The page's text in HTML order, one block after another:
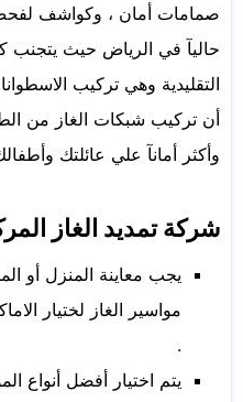
صمامات أمان ، وكواشف لفحص
حاليآ في الرياض حيث يتجنب
التقليدية وهي تركيب
أن تركيب شبكات الغاز من
وأكثر أمانآ علي عائلتك
شركة تمديد الغاز
يجب معاينة المنزل أو
مواسير الغاز لختيار
.
يتم اختيار أفضل أنواع